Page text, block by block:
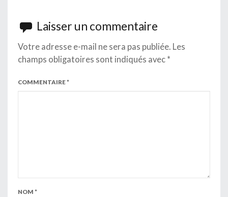
Laisser un commentaire
Votre adresse e-mail ne sera pas publiée. Les
champs obligatoires sont indiqués avec *
COMMENTAIRE*
NOM *